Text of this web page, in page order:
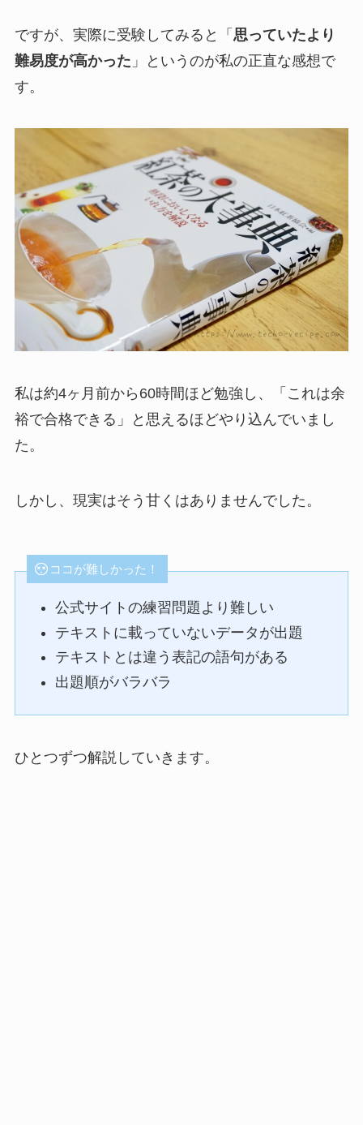
ですが、実際に受験してみると「 思っていたより
難易度が高かった 」というのが私の正直な感想で
す。
私は約4ヶ月前から60時間ほど勉強し、「これは余
裕で合格できる」と思えるほどやり込んでいまし
た。
しかし、現実はそう甘くはありませんでした。
ココが難しかった！
公式サイトの練習問題より難しい
テキストに載っていないデータが出題
テキストとは違う表記の語句がある
出題順がバラバラ
ひとつずつ解説していきます。